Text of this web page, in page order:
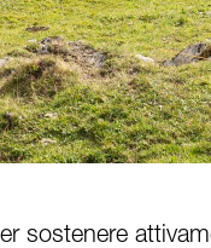
sostenere